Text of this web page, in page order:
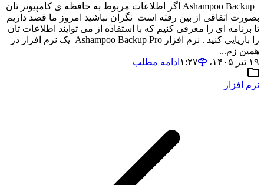
Ashampoo Backup اگر اطلاعات مربوط به حافظه ی کامپیوتر تان
بصورت اتفاقی از بین رفته است نگران نباشید امروز ما قصد داریم
تا برنامه ای را معرفی کنیم که با استفاده از می توایند اطلاعات تان
را بازیایی کنید . نرم افزار Ashampoo Backup Pro یک نرم افزار در
همین زم...
۱۹ تیر ۱۴۰۵،‏ ۱:۲۷
ادامه مطلب
نرم افزار